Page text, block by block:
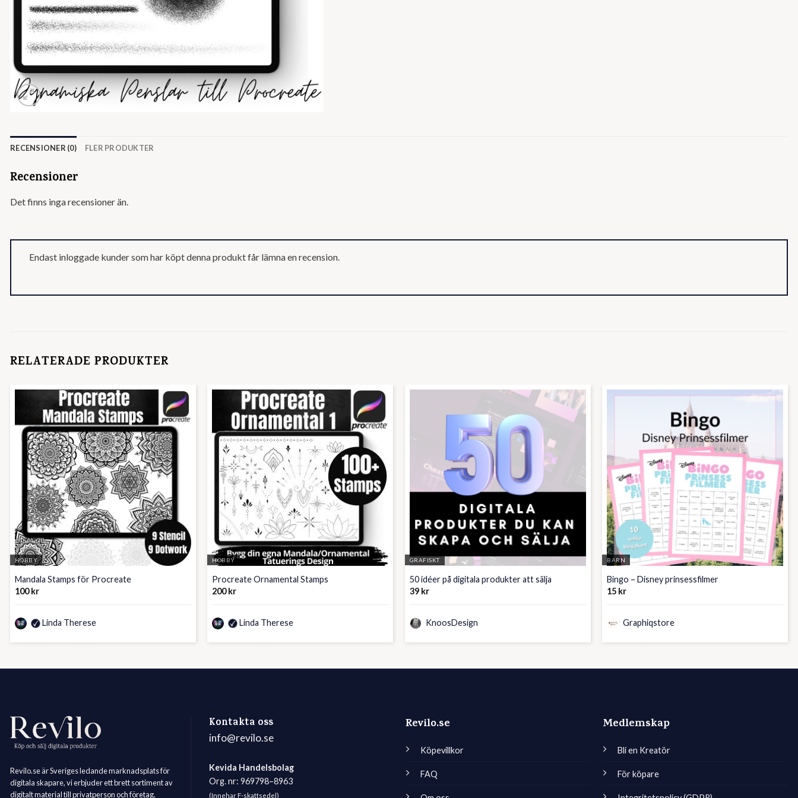
RECENSIONER (0) FLER PRODUKTER
Recensioner
Det finns inga recensioner än.
Endast inloggade kunder som har köpt denna produkt får lämna en recension.
RELATERADE PRODUKTER
HOBBY
Mandala Stamps för Procreate
100kr
Linda Therese
HOBBY
Procreate Ornamental Stamps
200kr
Linda Therese
GRAFISKT
50 idéer på digitala produkter att sälja
39 kr
KnoosDesign
BARN
Bingo – Disney prinsessfilmer
15 kr
Graphiqstore
Revilo.se är Sveriges ledande marknadsplats för
digitala skapare, vi erbjuder ett brett sortiment av
digitalt material till privatperson och företag.
Kontakta oss
info@revilo.se
Kevida Handelsbolag
Org. nr: 969798–8963
(Innehar F-skattsedel)
Revilo.se
Köpevillkor
FAQ
Medlemskap
Bli en Kreatör
För köpare